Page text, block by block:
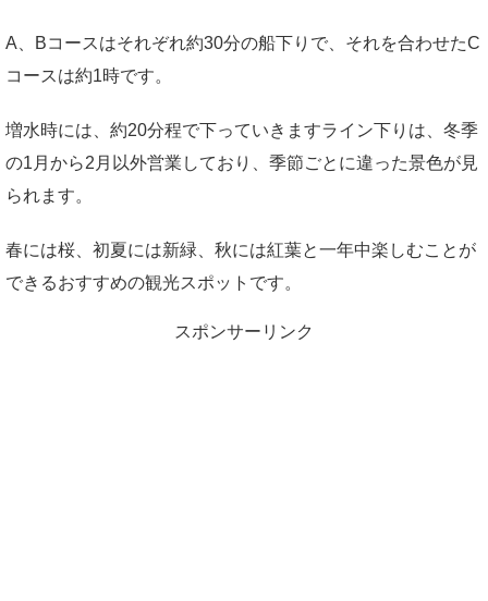
A、Bコースはそれぞれ約30分の船下りで、それを合わせたC
コースは約1時です。
増水時には、約20分程で下っていきますライン下りは、冬季
の1月から2月以外営業しており、季節ごとに違った景色が見
られます。
春には桜、初夏には新緑、秋には紅葉と一年中楽しむことが
できるおすすめの観光スポットです。
スポンサーリンク